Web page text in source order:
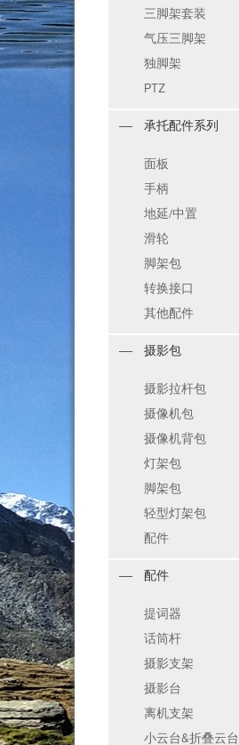
三脚架套装
气压三脚架
独脚架
PTZ
承托配件系列
面板
手柄
地延/中置
滑轮
脚架包
转换接口
其他配件
摄影包
摄影拉杆包
摄像机包
摄像机背包
灯架包
脚架包
轻型灯架包
配件
配件
提词器
话筒杆
摄影支架
摄影台
离机支架
小云台&折叠云台